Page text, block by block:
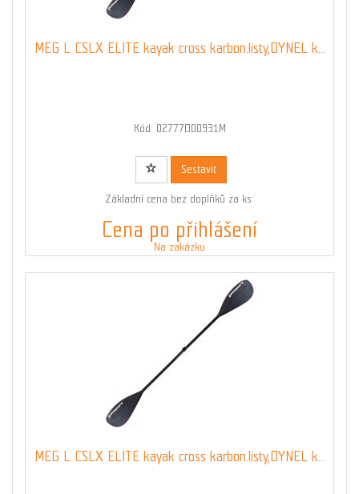
MEG L CSLX ELITE kayak cross karbon.listy,DYNEL k...
Kód: 02777D00931M
Sestavit
Základní cena bez doplňků za ks:
Cena po přihlášení
Na zakázku
MEG L CSLX ELITE kayak cross karbon.listy,DYNEL k...